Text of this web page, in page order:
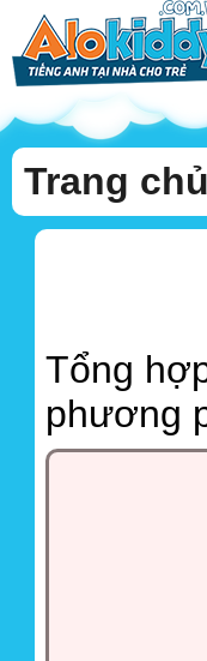
Trang chủ
Tổng
phương